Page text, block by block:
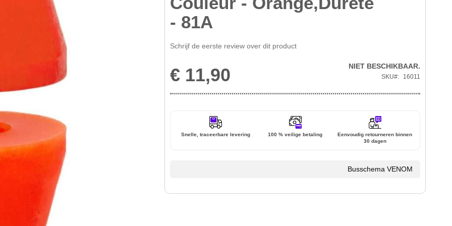
- 81A
Schrijf de eerste review over dit product
€ 11,90 NIET BESCHIKBAAR.
SKU 16011
Snelle, traceerbare levering 100 % veilige betaling
Eenvoudig retourneren binnen
30 dagen
Busschema VENOM